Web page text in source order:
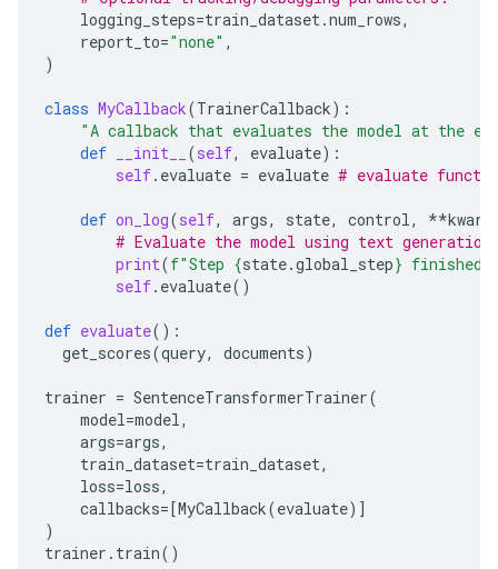
logging_steps=train_dataset.num_rows,
report_to="none" ,
)
class MyCallback(TrainerCallback):
"A callback that evaluates the model at the
def
__init__ (self, evaluate):
self. evaluate = evaluate # evaluate
def on_log(self, args, state, control, **
# Evaluate the model using text generation
print(f"Step {state.global_step} finished.
self. evaluate()
def evaluate():
get_scores(query, documents)
trainer = SentenceTransformerTrainer(
model=model,
args=args,
train_dataset=train_dataset,
loss=loss,
callbacks=[MyCallback(evaluate)]
)
trainer . train()